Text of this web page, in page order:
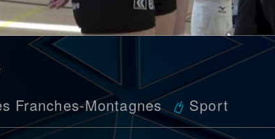
Franches-Montagnes Sport